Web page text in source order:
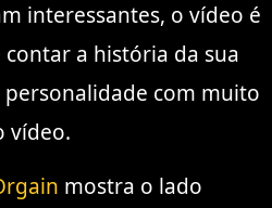
interessantes, o vídeo é
a história da sua
com muito
vídeo.
mostra o lado